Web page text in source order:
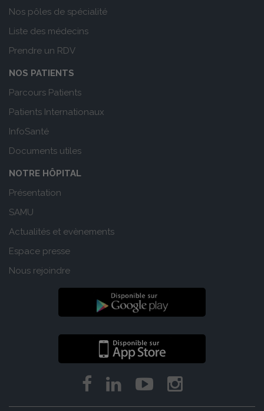
Nos pôles de spécialité
Liste des médecins
Prendre un RDV
NOS PATIENTS
Parcours Patients
Patients Internationaux
InfoSanté
Documents utiles
NOTRE HÔPITAL
Présentation
SAMU
Actualités et evènements
Espace presse
Nous rejoindre